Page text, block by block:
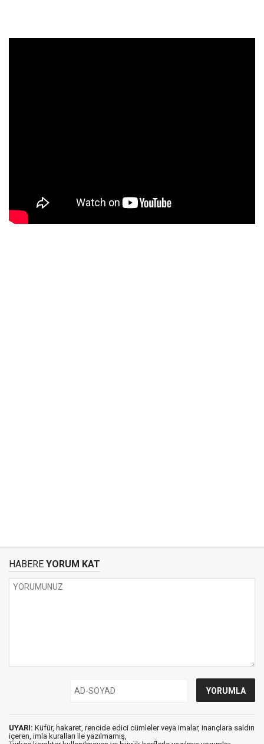
HABERE YORUM KAT
UYARI: Küfür, hakaret, rencide edici cümleler veya imalar, inançlara saldırı
içeren, imla kuralları ile yazılmamış,